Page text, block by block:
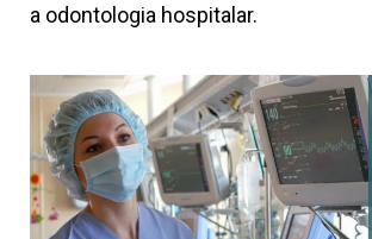
a odontologia hospitalar.